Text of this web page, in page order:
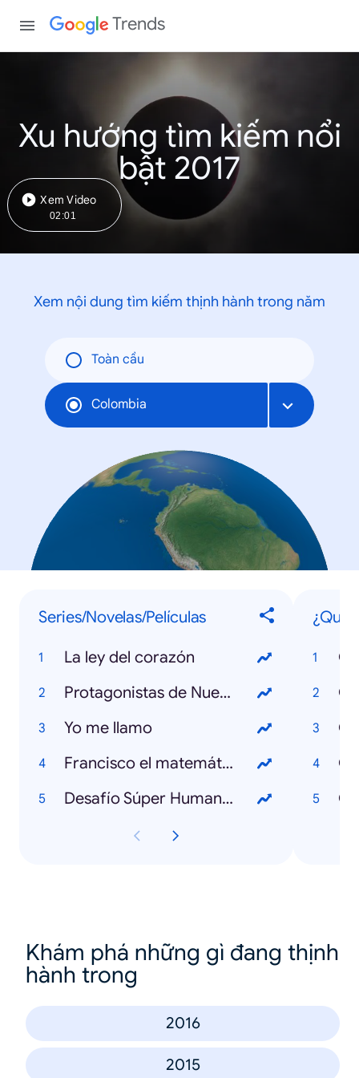
Trends
Xu hướng tìm kiếm nổi
bật 2017
Xem Video
02:01
Xem nội dung tìm kiếm thịnh hành trong năm
Toàn cầu
Colombia
Series/Novelas/Películas
La ley del corazón
Protagonistas de Nuestra Tele
Yo me llamo
Francisco el matemático
Desafío Súper Humanos
¿Qué
Khám phá những gì đang thịnh
hành trong
2016
2015